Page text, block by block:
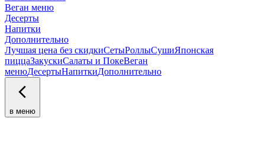
Веган меню
Десерты
Напитки
Дополнительно
Лучшая цена без скидкиСетыРоллыСушиЯпонская
пиццаЗакускиСалаты и ПокеВеган
менюДесертыНапиткиДополнительно
в меню